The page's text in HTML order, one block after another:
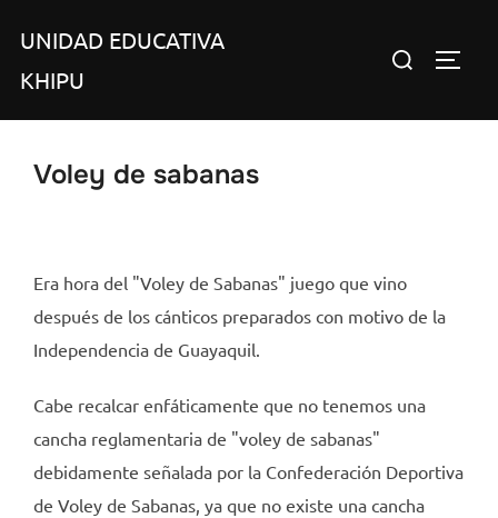
contenido
UNIDAD EDUCATIVA
KHIPU
Buscar:
Voley de sabanas
Era hora del "Voley de Sabanas" juego que vino
después de los cánticos preparados con motivo de la
Independencia de Guayaquil.
Cabe recalcar enfáticamente que no tenemos una
cancha reglamentaria de "voley de sabanas"
debidamente señalada por la Confederación Deportiva
de Voley de Sabanas, ya que no existe una cancha